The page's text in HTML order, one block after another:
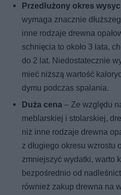
Przedłużony okres
wymaga znacznie
inne rodzaje drewna
schnięcia to około 3 lata,
do 2 lat. Niedostatecznie
mieć niższą wartość
dymu podczas spalania.
Duża cena – Ze względu
meblarskiej i stolarskiej,
niż inne rodzaje drewna
z długiego okresu wzrostu
zmniejszyć wydatki, warto
bezpośrednio od
również zakup drewna na